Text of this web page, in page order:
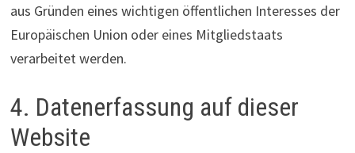
aus Gründen eines wichtigen öffentlichen Interesses der
Europäischen Union oder eines Mitgliedstaats
verarbeitet werden.
4. Datenerfassung auf dieser
Website